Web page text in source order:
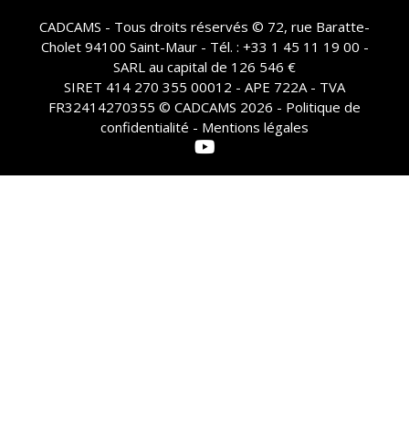
CADCAMS - Tous droits réservés © 72, rue Baratte-
Cholet 94100 Saint-Maur - Tél. : +33 1 45 11 19 00 -
SARL au capital de 126 546 €
SIRET 414 270 355 00012 - APE 722A - TVA
FR32414270355 © CADCAMS 2026 - Politique de
confidentialité - Mentions légales